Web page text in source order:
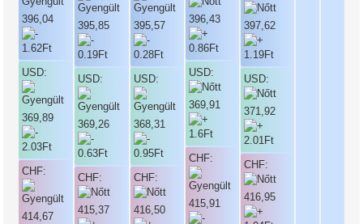
396,04
USD:
369,89
CHF:
414,67
395,85
USD:
369,26
CHF:
415,37
395,57
USD:
368,31
CHF:
416,50
396,43
USD:
369,91
CHF:
415,91
397,62
USD:
371,92
CHF:
416,95